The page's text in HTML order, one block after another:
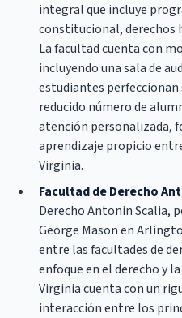
integral que incluye
constitucional, derechos
La facultad cuenta con
incluyendo una sala de
estudiantes perfeccionan
reducido número de
atención personalizada,
aprendizaje propicio
Virginia.
Facultad de Derecho
Derecho Antonin Scalia,
George Mason en
entre las facultades de
enfoque en el derecho y
Virginia cuenta con un
interacción entre los